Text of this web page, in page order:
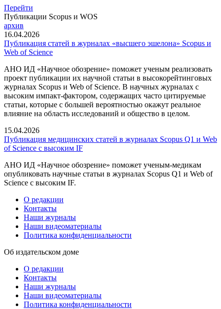
Перейти
Публикации Scopus и WOS
архив
16.04.2026
Публикация статей в журналах «высшего эшелона» Scopus и
Web of Science
АНО ИД «Научное обозрение» поможет ученым реализовать
проект публикации их научной статьи в высокорейтинговых
журналах Scopus и Web of Science. В научных журналах с
высоким импакт-фактором, содержащих часто цитируемые
статьи, которые с большей вероятностью окажут реальное
влияние на область исследований и общество в целом.
15.04.2026
Публикация медицинских статей в журналах Scopus Q1 и Web
of Science с высоким IF
АНО ИД «Научное обозрение» поможет ученым-медикам
опубликовать научные статьи в журналах Scopus Q1 и Web of
Science с высоким IF.
О редакции
Контакты
Наши журналы
Наши видеоматериалы
Политика конфиденциальности
Об издательском доме
О редакции
Контакты
Наши журналы
Наши видеоматериалы
Политика конфиденциальности